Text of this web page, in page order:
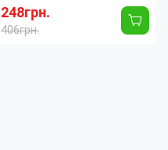
прямих трансляцій. Live
streaming, селфі кільце, три
режими свічення
248грн.
406грн.